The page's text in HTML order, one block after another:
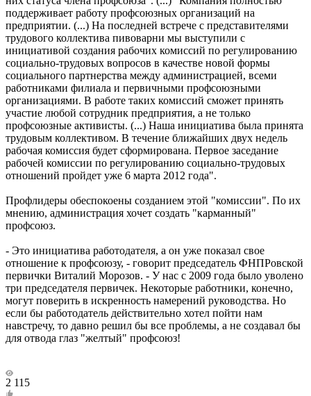
поддерживает работу профсоюзных организаций на
предприятии. (...) На последней встрече с представителями
трудового коллектива пивоварни мы выступили с
инициативой создания рабочих комиссий по регулированию
социально-трудовых вопросов в качестве новой формы
социального партнерства между администрацией, всеми
работниками филиала и первичными профсоюзными
организациями. В работе таких комиссий сможет принять
участие любой сотрудник предприятия, а не только
профсоюзные активисты. (...) Наша инициатива была принята
трудовым коллективом. В течение ближайших двух недель
рабочая комиссия будет сформирована. Первое заседание
рабочей комиссии по регулированию социально-трудовых
отношений пройдет уже 6 марта 2012 года".
Профлидеры обеспокоены созданием этой "комиссии". По их
мнению, администрация хочет создать "карманный"
профсоюз.
- Это инициатива работодателя, а он уже показал свое
отношение к профсоюзу, - говорит председатель ФНПРовской
первички Виталий Морозов. - У нас с 2009 года было уволено
три председателя первичек. Некоторые работники, конечно,
могут поверить в искренность намерений руководства. Но
если бы работодатель действительно хотел пойти нам
навстречу, то давно решил бы все проблемы, а не создавал бы
для отвода глаз "желтый" профсоюз!
2 115